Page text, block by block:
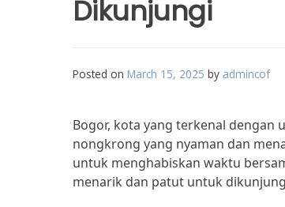
Dikunjungi
Posted on March 15, 2025 by admincof
Bogor, kota yang terkenal dengan
nongkrong yang nyaman dan
untuk menghabiskan waktu
menarik dan patut untuk